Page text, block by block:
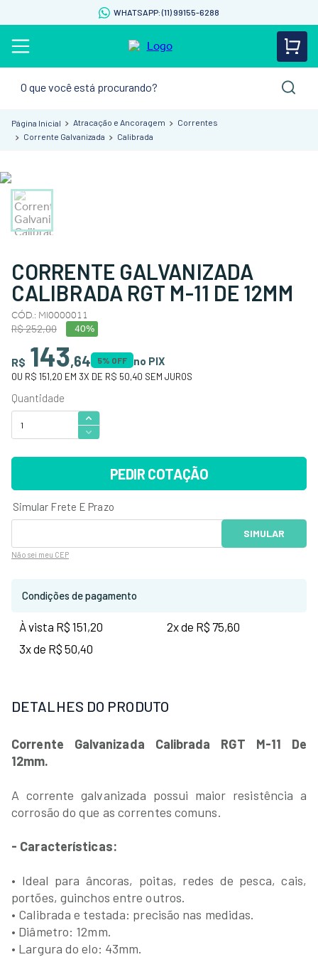
WHATSAPP: (11) 99155-6288
Atracação e Ancoragem
Correntes
Corrente Galvanizada
Calibrada
CORRENTE GALVANIZADA
CALIBRADA RGT M-11 DE 12MM
CÓD.: MI0000011
R$252,00 40%
R$ 143,64 5% OFF no PIX
OU R$ 151,20 EM 3X DE R$ 50,40 SEM JUROS
PEDIR COTAÇÃO
Não sei meu CEP
Condições de pagamento
À vista R$ 151,20
2x de R$ 75,60
3x de R$ 50,40
DETALHES DO PRODUTO
Corrente Galvanizada Calibrada RGT M-11 De
12mm.
A corrente galvanizada possui maior resistência a
corrosão do que as correntes comuns.
- Características:
• Ideal para âncoras, poitas, redes de pesca, cais,
portões, guinchos entre outros.
• Calibrada e testada: precisão nas medidas.
• Diâmetro: 12mm.
• Largura do elo: 43mm.